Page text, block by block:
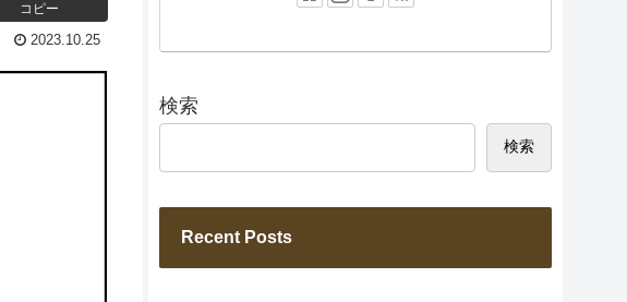
コピー
2023.10.25
検索
検索
Recent Posts